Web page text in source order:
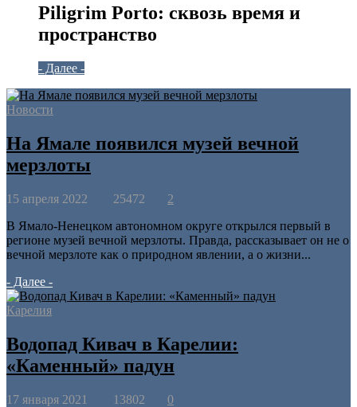
Piligrim Porto: сквозь время и
пространство
- Далее -
Новости
На Ямале появился музей вечной
мерзлоты
15 апреля 2022 25472 2
В Ямало-Ненецком автономном округе открылся первый в
регионе музей вечной мерзлоты. Правда, рассказывает он не о
вечной мерзлоте как о природном явлении, а о жизни...
- Далее -
Карелия
Водопад Кивач в Карелии:
«Каменный» падун
17 января 2021 13802 0